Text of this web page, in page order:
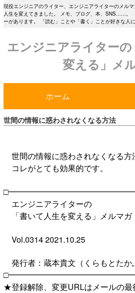
現役エンジニアのライター、エンジニアライターのメルマ
人生を変えてきました。 メモ、ブログ、本、SNS……。
ーがあります。 「読む」ことや「書く」ことが好きな人
エンジニアライター
変える」メ
ホーム
世間の情報に惑わされなくなる方法
世間の情報に惑わされなくなる方
コレがとても効果的です。
エンジニアライターの
「書いて人生を変える」メルマガ
Vol.0314 2021.10.25
発行者：蔵本貴文（くらもとたか
★登録解除、変更URLはメールの最